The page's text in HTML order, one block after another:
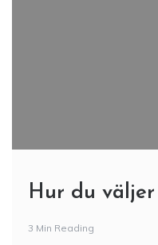
Hur du
3 Min Reading